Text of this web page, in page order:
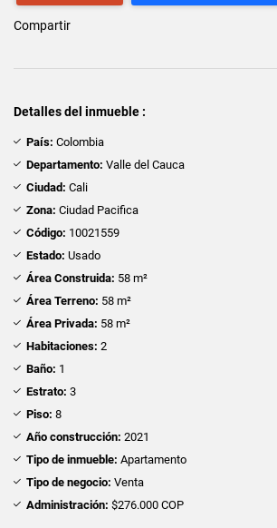
Compartir
Detalles del inmueble :
País: Colombia
Departamento: Valle del Cauca
Ciudad: Cali
Zona: Ciudad Pacifica
Código: 10021559
Estado: Usado
Área Construida: 58 m²
Área Terreno: 58 m²
Área Privada: 58 m²
Habitaciones: 2
Baño: 1
Estrato: 3
Piso: 8
Año construcción: 2021
Tipo de inmueble: Apartamento
Tipo de negocio: Venta
Administración: $276.000 COP